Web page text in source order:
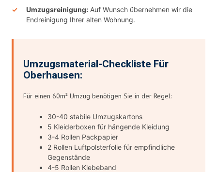
Umzugsreinigung: Auf Wunsch übernehmen wir die
Endreinigung Ihrer alten Wohnung.
Umzugsmaterial-Checkliste Für
Oberhausen:
Für einen 60m² Umzug benötigen Sie in der Regel:
30-40 stabile Umzugskartons
5 Kleiderboxen für hängende Kleidung
3-4 Rollen Packpapier
2 Rollen Luftpolsterfolie für empfindliche
Gegenstände
4-5 Rollen Klebeband